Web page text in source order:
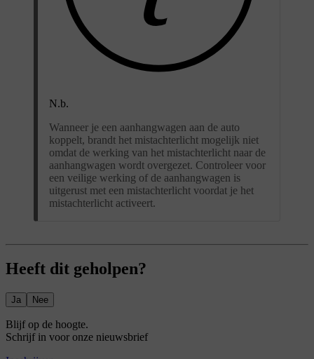
N.b.
Wanneer je een aanhangwagen aan de auto
koppelt, brandt het mistachterlicht mogelijk niet
omdat de werking van het mistachterlicht naar de
aanhangwagen wordt overgezet. Controleer voor
een veilige werking of de aanhangwagen is
uitgerust met een mistachterlicht voordat je het
mistachterlicht activeert.
Heeft dit geholpen?
Ja Nee